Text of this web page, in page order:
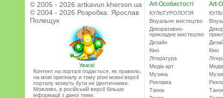
© 2005 - 2026 artkavun.kherson.ua
© 2004 - 2026 Розробка: Ярослав
Полещук
Увага!
Контент на порталі подається, як правило,
на мові оригіналу и тому різні мовні версії
порталу можуть бути не ідентичними.
Можливо, в російській версії більше
інформації з даної теми.
Art-Особистості
КУЛЬТУРОЛОГІЯ
Візуальне мистецтво
Декоративно-
прикладне мистецтво
Дизайн
Кіно
Література
Медіа арт
Музика
Реклама
Танок
Art-
Кіно